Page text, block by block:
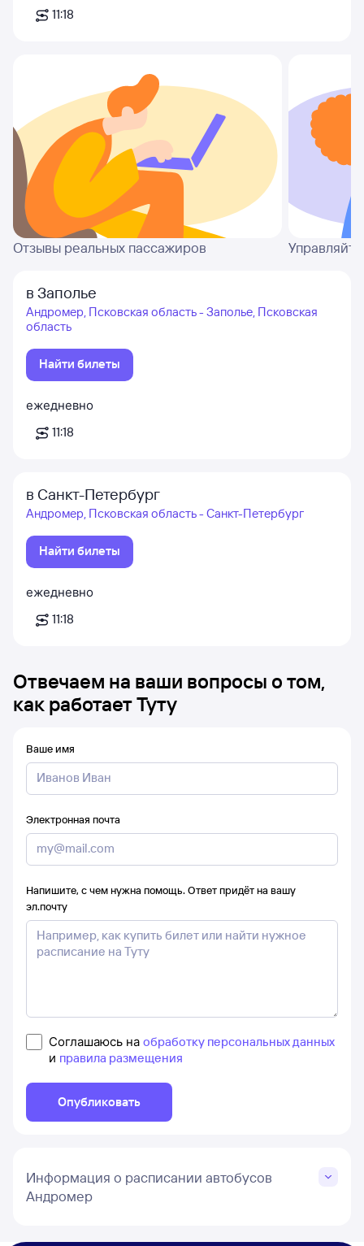
11:18
Отзывы реальных пассажиров
в Заполье
Андромер, Псковская область - Заполье, Псковская
область
Найти билеты
ежедневно
11:18
в Санкт-Петербург
Андромер, Псковская область - Санкт-Петербург
Найти билеты
ежедневно
11:18
Отвечаем на ваши вопросы о том,
как работает Туту
Ваше имя
Электронная почта
Напишите, с чем нужна помощь. Ответ придёт на вашу
эл.почту
Соглашаюсь на обработку персональных данных
и правила размещения
Опубликовать
Информация о расписании автобусов
Андромер